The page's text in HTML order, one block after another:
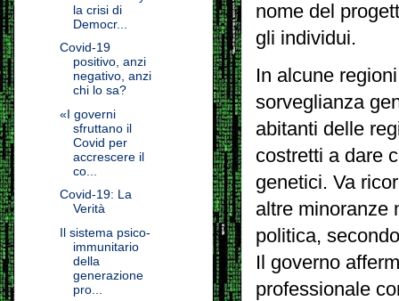
nome del
gli individui.
In alcune
sorveglianza
abitanti delle
costretti a dare
genetici. Va
altre minoranze
politica,
Il governo
professionale
la crisi di
Democr...
Covid-19
positivo, anzi
negativo, anzi
chi lo sa?
«I governi
sfruttano il
Covid per
accrescere il
co...
Covid-19: La
Verità
Il sistema psico-
immunitario
della
generazione
pro...